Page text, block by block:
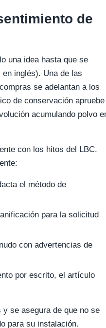
de
una idea hasta que se
inglés). Una de las
se adelantan a los
de conservación apruebe
acumulando polvo
con los hitos del LBC.
el método de
para la solicitud
con advertencias de
por escrito, el artículo
se asegura de que no se
para su instalación.